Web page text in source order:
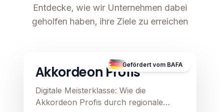
Entdecke, wie wir Unternehmen dabei
geholfen haben, ihre Ziele zu erreichen
Gefördert vom BAFA
Akkordeon Profis
Digitale Meisterklasse: Wie die
Akkordeon Profis durch regionale